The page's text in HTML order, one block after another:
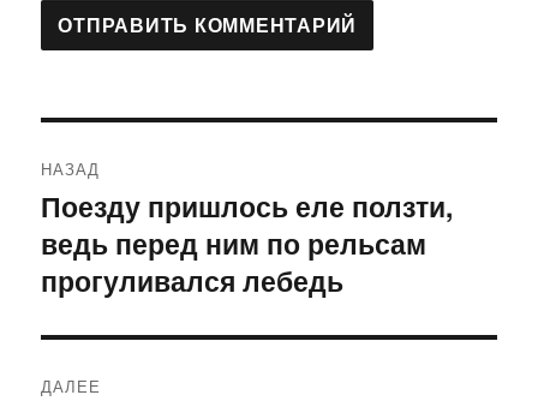
по
записям
НАЗАД
Предыдущая
запись:
Поезду пришлось еле ползти,
ведь перед ним по рельсам
прогуливался лебедь
ДАЛЕЕ